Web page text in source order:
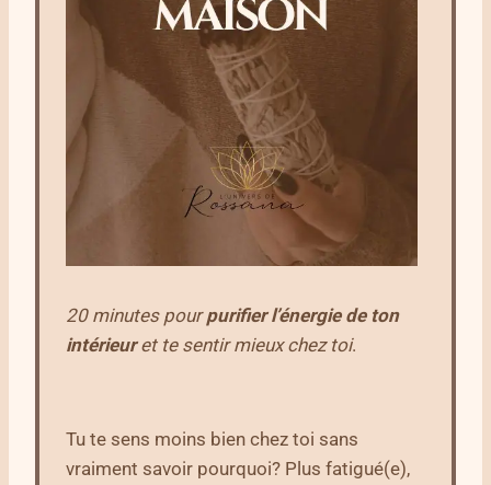
20 minutes pourpurifier l’énergie de ton
intérieuret te sentir mieux chez toi.
Tu te sens moins bien chez toi sans
vraiment savoir pourquoi? Plus fatigué(e),